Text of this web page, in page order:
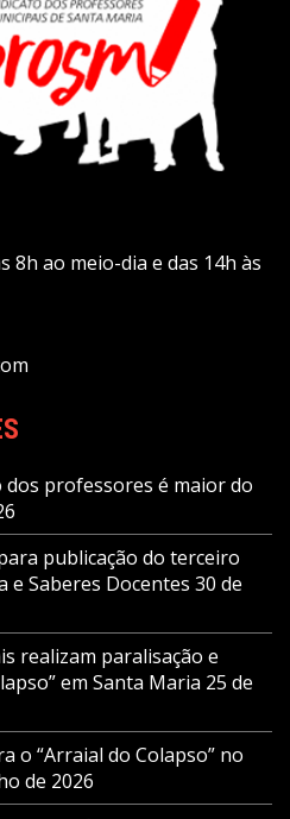
8h ao meio-dia e das 14h às
professores é maior do
publicação do terceiro
Saberes Docentes 30 de
realizam paralisação e
em Santa Maria 25 de
o “Arraial do Colapso” no
de 2026